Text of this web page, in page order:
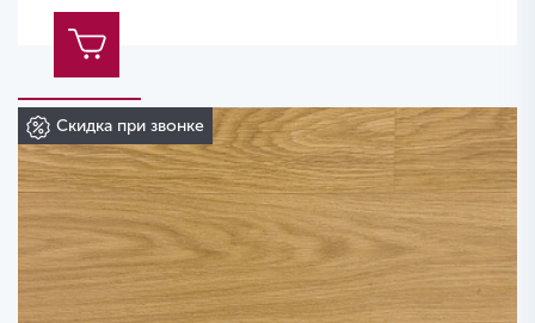
Скидка при звонке